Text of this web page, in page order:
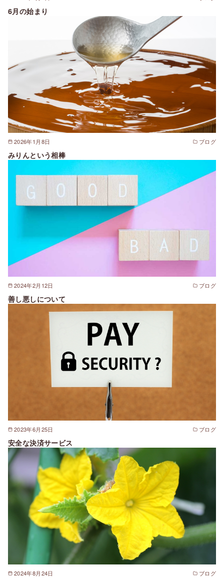
6月の始まり
2026年1月8日 ブログ
みりんという相棒
2024年2月12日 ブログ
善し悪しについて
2023年6月25日 ブログ
安全な決済サービス
2024年8月24日 ブログ